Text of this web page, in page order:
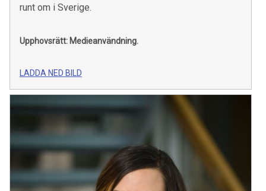
runt om i Sverige.
Upphovsrätt: Medieanvändning.
LADDA NED BILD